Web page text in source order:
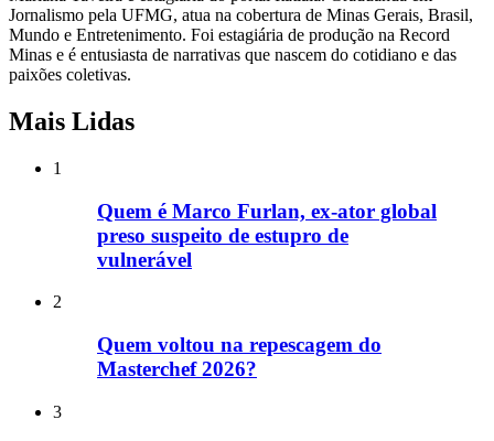
Jornalismo pela UFMG, atua na cobertura de Minas Gerais, Brasil,
Mundo e Entretenimento. Foi estagiária de produção na Record
Minas e é entusiasta de narrativas que nascem do cotidiano e das
paixões coletivas.
Mais Lidas
1
Quem é Marco Furlan, ex-ator global
preso suspeito de estupro de
vulnerável
2
Quem voltou na repescagem do
Masterchef 2026?
3